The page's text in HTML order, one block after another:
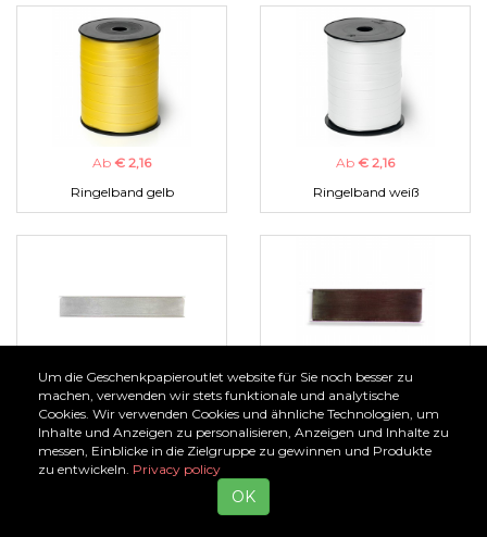
Ab € 2,16
Ringelband gelb
Ab € 2,16
Ringelband weiß
Ab€ 1,00
Organzaband silber
Ab€ 1,00
Organzaband braun
Um die Geschenkpapieroutlet website für Sie noch besser zu
machen, verwenden wir stets funktionale und analytische
Cookies. Wir verwenden Cookies und ähnliche Technologien, um
Inhalte und Anzeigen zu personalisieren, Anzeigen und Inhalte zu
messen, Einblicke in die Zielgruppe zu gewinnen und Produkte
zu entwickeln. Privacy policy
OK